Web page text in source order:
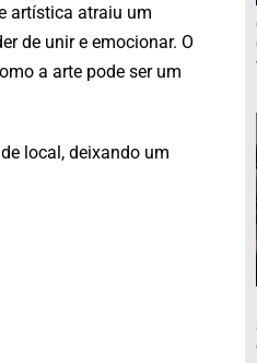
artística atraiu um
de unir e emocionar. O
a arte pode ser um
local, deixando um